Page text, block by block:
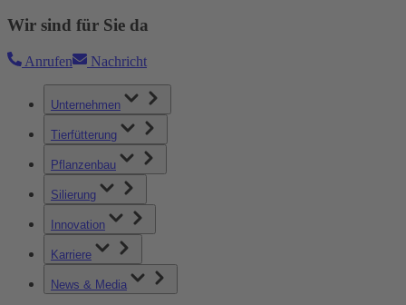
Wir sind für Sie da
Anrufen Nachricht
Unternehmen
Tierfütterung
Pflanzenbau
Silierung
Innovation
Karriere
News & Media